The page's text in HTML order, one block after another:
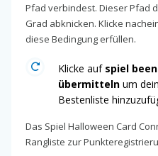
Pfad verbindest. Dieser Pfad
Grad abknicken. Klicke
diese Bedingung erfüllen.
Klicke auf spiel
übermitteln um
Bestenliste
Das Spiel Halloween Card
Rangliste zur